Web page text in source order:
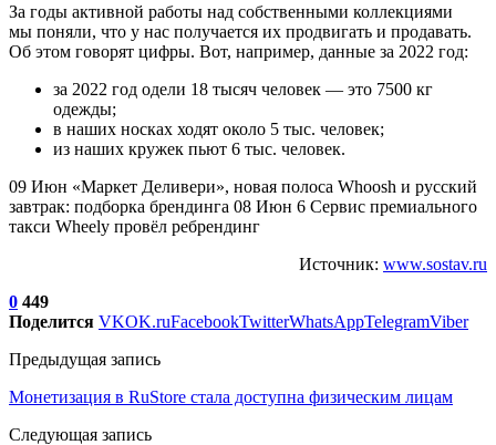
За годы активной работы над собственными коллекциями
мы поняли, что у нас получается их продвигать и продавать.
Об этом говорят цифры. Вот, например, данные за 2022 год:
за 2022 год одели 18 тысяч человек — это 7500 кг
одежды;
в наших носках ходят около 5 тыс. человек;
из наших кружек пьют 6 тыс. человек.
09 Июн «Маркет Деливери», новая полоса Whoosh и русский
завтрак: подборка брендинга 08 Июн 6 Сервис премиального
такси Wheely провёл ребрендинг
Источник: www.sostav.ru
0 449
Поделится VKOK.ruFacebookTwitterWhatsAppTelegramViber
Предыдущая запись
Монетизация в RuStore стала доступна физическим лицам
Следующая запись